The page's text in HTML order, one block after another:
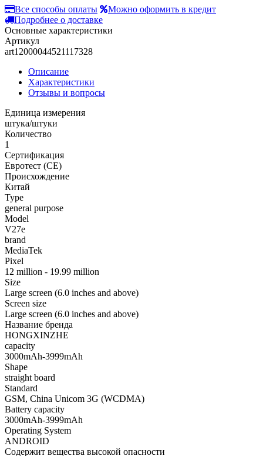
Все способы оплаты
Можно оформить в кредит
Подробнее о доставке
Основные характеристики
Артикул
art12000044521117328
Описание
Характеристики
Отзывы и вопросы
Единица измерения
штука/штуки
Количество
1
Сертификация
Евротест (СЕ)
Происхождение
Китай
Type
general purpose
Model
V27e
brand
MediaTek
Pixel
12 million - 19.99 million
Size
Large screen (6.0 inches and above)
Screen size
Large screen (6.0 inches and above)
Название бренда
HONGXINZHE
capacity
3000mAh-3999mAh
Shape
straight board
Standard
GSM, China Unicom 3G (WCDMA)
Battery capacity
3000mAh-3999mAh
Operating System
ANDROID
Содержит вещества высокой опасности